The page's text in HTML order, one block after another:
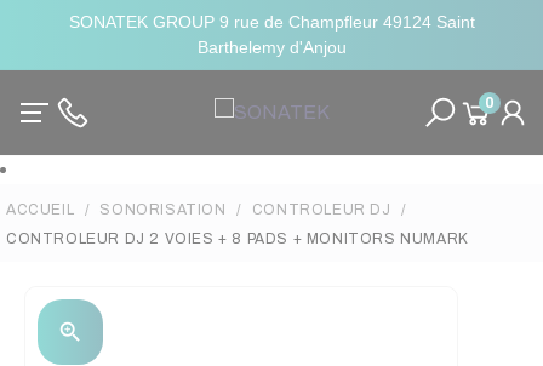
SONATEK GROUP 9 rue de Champfleur 49124 Saint
Barthelemy d'Anjou
0
ACCUEIL SONORISATION
CONTROLEUR DJ
CONTROLEUR DJ 2 VOIES + 8 PADS + MONITORS NUMARK
zoom_in